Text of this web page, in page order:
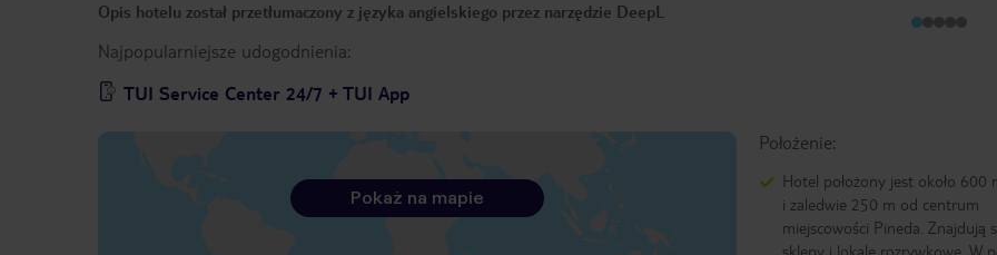
zwrócić o pomoc i zostanie
udzielona. Posiłki są bardzo smaczne
barze tańsze niż na mieście.
Wszystkie te pobyty wspominam
Opis hotelu został przetłumaczony z języka angielskiego przez narzędzie DeepL
Najpopularniejsze udogodnienia:
TUI Service Center 24/7 + TUI App
Położenie:
Hotel położony jest około 600
i zaledwie 250 m od centrum
miejscowości Pineda. Znajdują
sklepy i lokale rozrywkowe. W
Pokaż na mapie